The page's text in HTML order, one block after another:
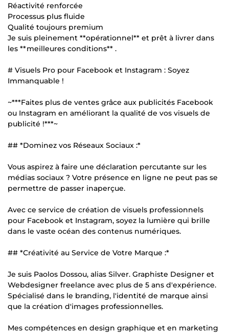
Réactivité renforcée
Processus plus fluide
Qualité toujours premium
Je suis pleinement **opérationnel** et prêt à livrer dans
les **meilleures conditions** .
# Visuels Pro pour Facebook et Instagram : Soyez
Immanquable !
~***Faites plus de ventes grâce aux publicités Facebook
ou Instagram en améliorant la qualité de vos visuels de
publicité !***~
## *Dominez vos Réseaux Sociaux :*
Vous aspirez à faire une déclaration percutante sur les
médias sociaux ? Votre présence en ligne ne peut pas se
permettre de passer inaperçue.
Avec ce service de création de visuels professionnels
pour Facebook et Instagram, soyez la lumière qui brille
dans le vaste océan des contenus numériques.
## *Créativité au Service de Votre Marque :*
Je suis Paolos Dossou, alias Silver. Graphiste Designer et
Webdesigner freelance avec plus de 5 ans d'expérience.
Spécialisé dans le branding, l'identité de marque ainsi
que la création d'images professionnelles.
Mes compétences en design graphique et en marketing